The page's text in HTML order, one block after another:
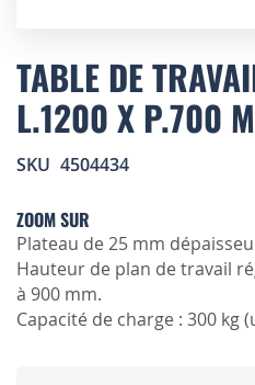
to
the
beginning
of
images
TABLE DE
L.1200 X P.700
SKU 4504434
ZOOM SUR
Plateau de 25 mm
Hauteur de plan de travail
à 900 mm.
Capacité de charge : 300